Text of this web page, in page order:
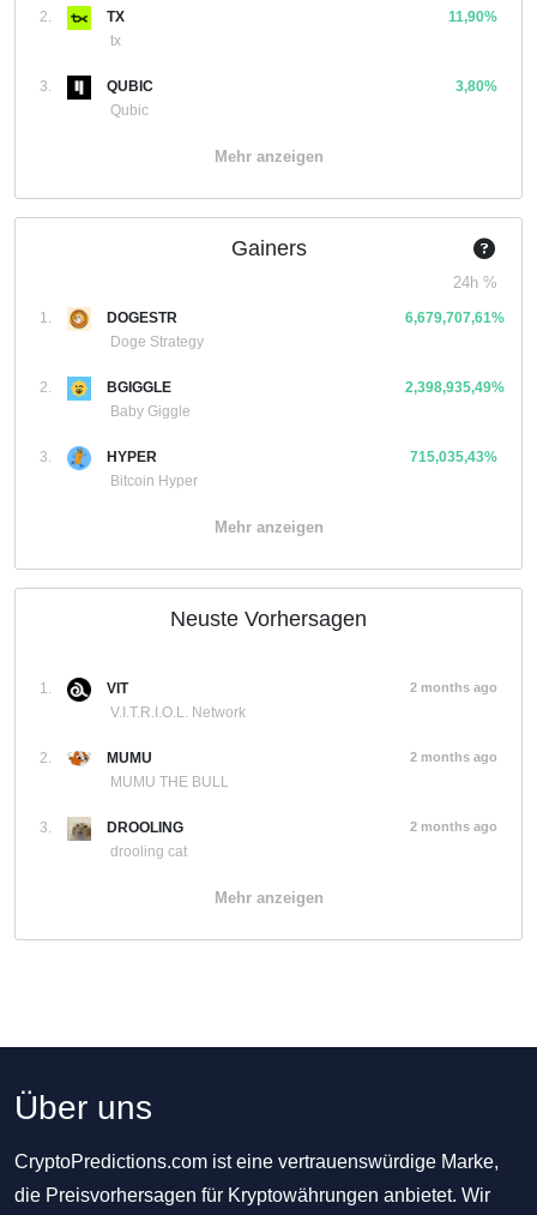
2.
TX
tx
11,90%
3.
QUBIC
Qubic
3,80%
Mehr anzeigen
Gainers
24h %
1.
DOGESTR
Doge Strategy
6,679,707,61%
2.
BGIGGLE
Baby Giggle
2,398,935,49%
3.
HYPER
Bitcoin Hyper
715,035,43%
Mehr anzeigen
Neuste Vorhersagen
1.
VIT
V.I.T.R.I.O.L. Network
2 months ago
2.
MUMU
MUMU THE BULL
2 months ago
3.
DROOLING
drooling cat
2 months ago
Mehr anzeigen
Über uns
CryptoPredictions.com ist eine vertrauenswürdige Marke,
die Preisvorhersagen für Kryptowährungen anbietet. Wir